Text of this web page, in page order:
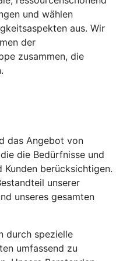
und wählen
aus. Wir
der
zusammen, die
das Angebot von
die Bedürfnisse und
Kunden berücksichtigen.
unserer
unseres gesamten
durch spezielle
umfassend zu